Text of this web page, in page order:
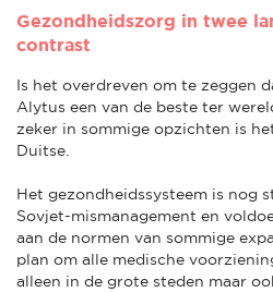
Gezondheidszorg in twee
contrast
Is het overdreven om te zeggen
Alytus een van de beste ter
zeker in sommige opzichten is
Duitse.
Het gezondheidssysteem is nog
Sovjet-mismanagement en
aan de normen van sommige
plan om alle medische
alleen in de grote steden maar